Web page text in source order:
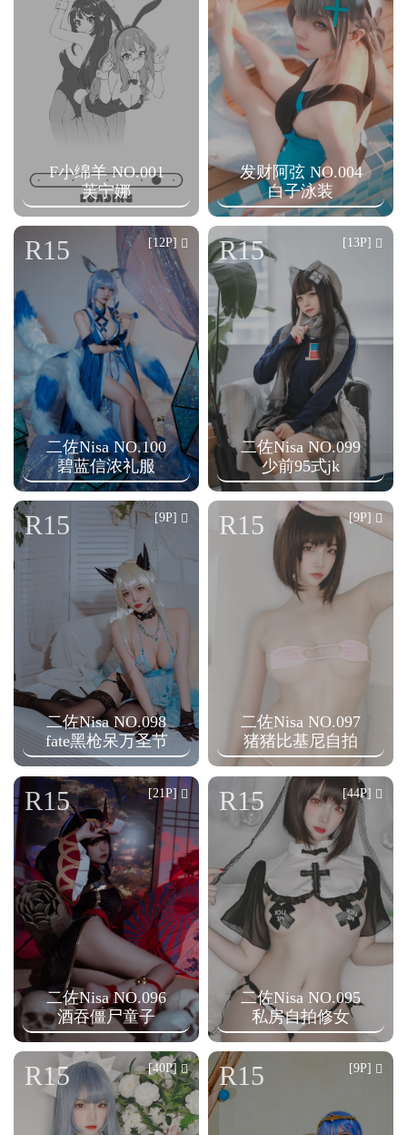
F小绵羊 NO.001
芙宁娜
发财阿弦 NO.004
白子泳装
二佐Nisa NO.100
碧蓝信浓礼服
R15 [12P]
二佐Nisa NO.099
少前95式jk
R15 [13P]
二佐Nisa NO.098
fate黑枪呆万圣节
R15 [9P]
二佐Nisa NO.097
猪猪比基尼自拍
R15 [9P]
二佐Nisa NO.096
酒吞僵尸童子
R15 [21P]
二佐Nisa NO.095
私房自拍修女
R15 [44P]
R15 [40P] R15 [9P]